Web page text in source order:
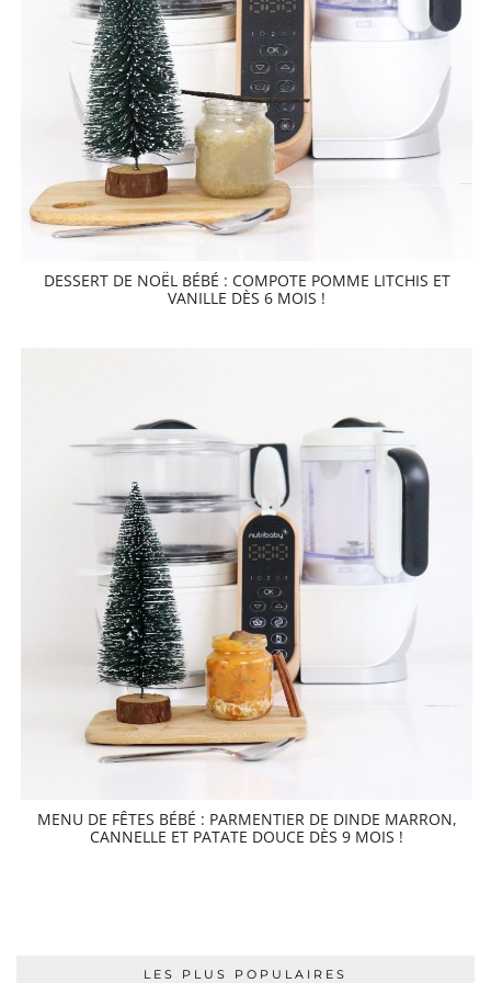
DESSERT DE NOËL BÉBÉ : COMPOTE POMME LITCHIS ET
VANILLE DÈS 6 MOIS !
MENU DE FÊTES BÉBÉ : PARMENTIER DE DINDE MARRON,
CANNELLE ET PATATE DOUCE DÈS 9 MOIS !
LES PLUS POPULAIRES